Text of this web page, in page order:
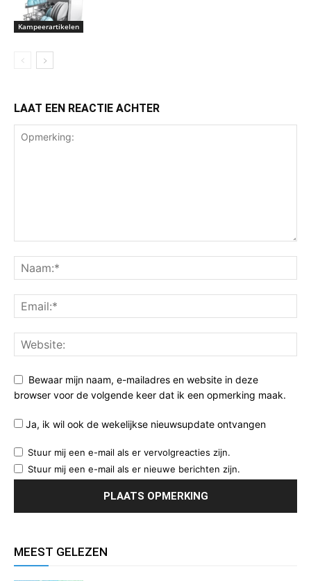
Kampeerartikelen
LAAT EEN REACTIE ACHTER
Bewaar mijn naam, e-mailadres en website in deze
browser voor de volgende keer dat ik een opmerking maak.
Ja, ik wil ook de wekelijkse nieuwsupdate ontvangen
Stuur mij een e-mail als er vervolgreacties zijn.
Stuur mij een e-mail als er nieuwe berichten zijn.
MEEST GELEZEN